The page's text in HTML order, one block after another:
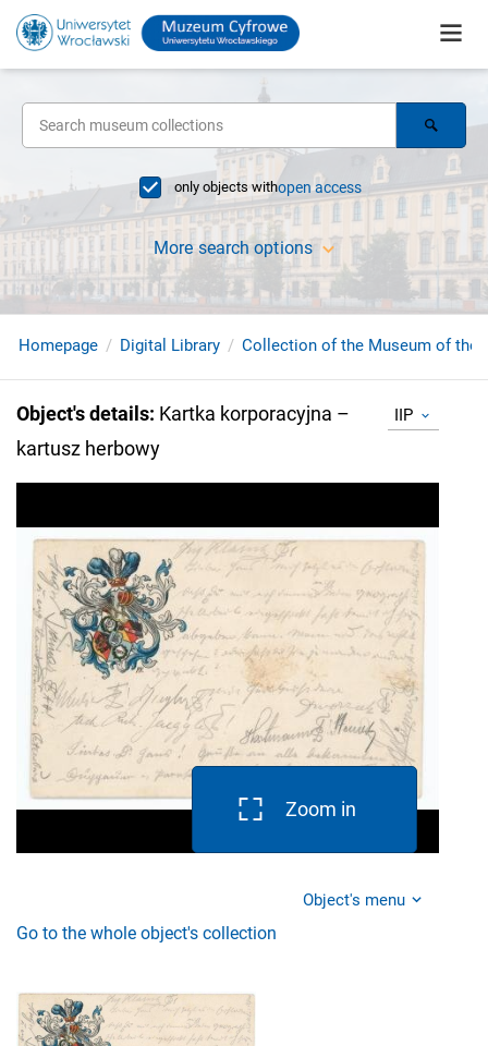
only objects withopen access
More search options
Homepage Digital Library Collection of the Museum of the
Object's details: Kartka korporacyjna –
kartusz herbowy
IIP
Zoom in
Object's menu
Go to the whole object's collection